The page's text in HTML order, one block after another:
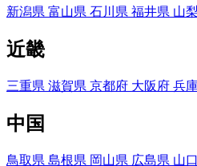
新潟県 富山県 石川県 福井県 山
近畿
三重県 滋賀県 京都府 大阪府 兵
中国
鳥取県 島根県 岡山県 広島県 山